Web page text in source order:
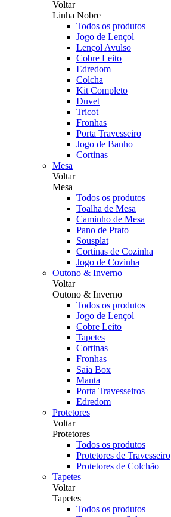
Voltar
Linha Nobre
Todos os produtos
Jogo de Lençol
Lençol Avulso
Cobre Leito
Edredom
Colcha
Kit Completo
Duvet
Tricot
Fronhas
Porta Travesseiro
Jogo de Banho
Cortinas
Mesa
Voltar
Mesa
Todos os produtos
Toalha de Mesa
Caminho de Mesa
Pano de Prato
Sousplat
Cortinas de Cozinha
Jogo de Cozinha
Outono & Inverno
Voltar
Outono & Inverno
Todos os produtos
Jogo de Lençol
Cobre Leito
Tapetes
Cortinas
Fronhas
Saia Box
Manta
Porta Travesseiros
Edredom
Protetores
Voltar
Protetores
Todos os produtos
Protetores de Travesseiro
Protetores de Colchão
Tapetes
Voltar
Tapetes
Todos os produtos